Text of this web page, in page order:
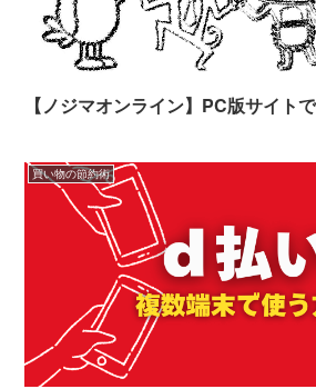
【ノジマオンライン】PC版サイト
買い物の節約術